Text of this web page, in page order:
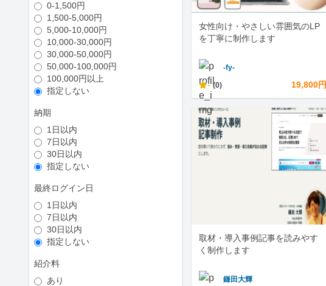
0-1,500円
1,500-5,000円
5,000-10,000円
10,000-30,000円
30,000-50,000円
50,000-100,000円
100,000円以上
指定しない
納期
1日以内
7日以内
30日以内
指定しない
最終ログイン日
1日以内
7日以内
30日以内
指定しない
紹介料
あり
女性向け・やさしい雰囲気のLP
を丁寧に制作します
-fy-
- (0) 19,800円
取材・導入事例記事を読みやす
く制作します
鎌田大輝